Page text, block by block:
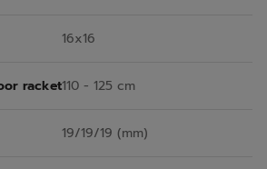
16x16
racket110 - 125 cm
19/19/19 (mm)